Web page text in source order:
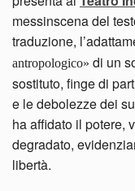
messinscena del
traduzione,
antropologico» di un
sostituto, finge di
e le debolezze dei
ha affidato il potere,
degradato,
libertà.